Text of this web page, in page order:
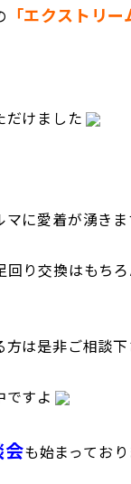
「エクストリ
だけました
に愛着が湧き
り交換はもち
は是非ご相談
ですよ
会も始まってお